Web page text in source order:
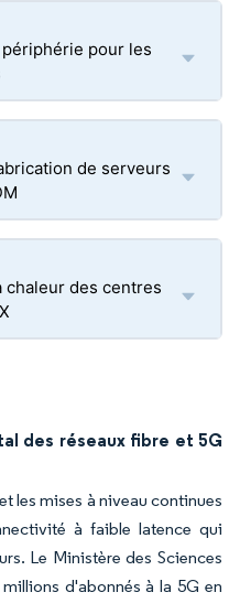
pour les
de serveurs
des centres
des réseaux fibre et 5G
les mises à niveau continues
à faible latence qui
Le Ministère des Sciences
d'abonnés à la 5G en